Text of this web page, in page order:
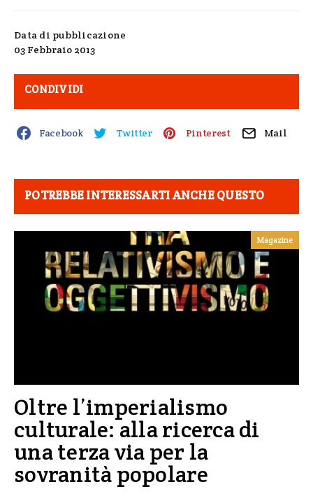
Data di pubblicazione
03 Febbraio 2013
CONDIVIDI
Facebook Twitter Pinterest Mail
POTREBBE INTERESSARTI ANCHE QUESTO
Magazine
Oltre l’imperialismo
culturale: alla ricerca di
una terza via per la
sovranità popolare